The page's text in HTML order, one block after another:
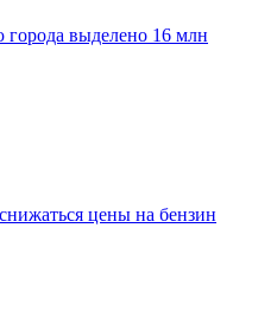
выделено 16 млн
цены на бензин